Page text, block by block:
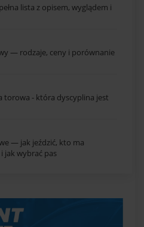
lista z opisem, wyglądem i
— rodzaje, ceny i porównanie
torowa - która dyscyplina jest
— jak jeździć, kto ma
jak wybrać pas